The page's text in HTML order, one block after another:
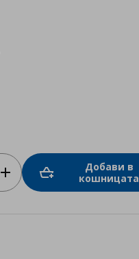
Добави в
кошницата